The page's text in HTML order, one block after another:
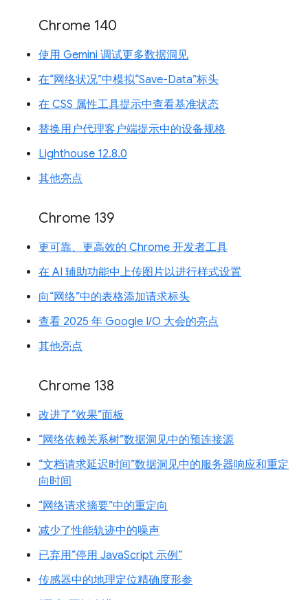
Chrome 140
使用 Gemini 调试更多数据洞见
在“网络状况”中模拟“Save-Data”标头
在 CSS 属性工具提示中查看基准状态
替换用户代理客户端提示中的设备规格
Lighthouse 12.8.0
其他亮点
Chrome 139
更可靠、更高效的 Chrome 开发者工具
在 AI 辅助功能中上传图片以进行样式设置
向“网络”中的表格添加请求标头
查看 2025 年 Google I/O 大会的亮点
其他亮点
Chrome 138
改进了“效果”面板
“网络依赖关系树”数据洞见中的预连接源
“文档请求延迟时间”数据洞见中的服务器响应和重定
向时间
“网络请求摘要”中的重定向
减少了性能轨迹中的噪声
已弃用“停用 JavaScript 示例”
传感器中的地理定位精确度形参